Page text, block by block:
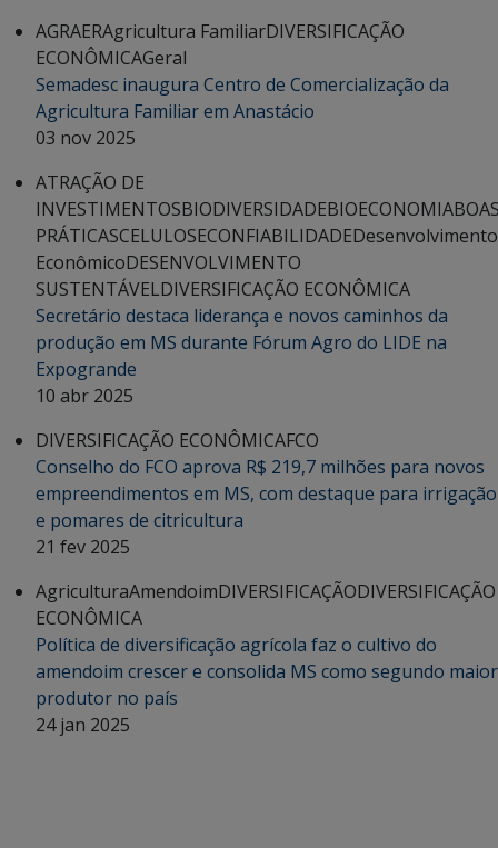
AGRAERAgricultura FamiliarDIVERSIFICAÇÃO
ECONÔMICAGeral
Semadesc inaugura Centro de Comercialização da
Agricultura Familiar em Anastácio
03 nov 2025
ATRAÇÃO DE
INVESTIMENTOSBIODIVERSIDADEBIOECONOMIA
PRÁTICASCELULOSECONFIABILIDADEDesenvolvimento
EconômicoDESENVOLVIMENTO
SUSTENTÁVELDIVERSIFICAÇÃO ECONÔMICA
Secretário destaca liderança e novos caminhos da
produção em MS durante Fórum Agro do LIDE na
Expogrande
10 abr 2025
DIVERSIFICAÇÃO ECONÔMICAFCO
Conselho do FCO aprova R$ 219,7 milhões para novos
empreendimentos em MS, com destaque para irrigação
e pomares de citricultura
21 fev 2025
AgriculturaAmendoimDIVERSIFICAÇÃODIVERSIFICAÇÃO
ECONÔMICA
Política de diversificação agrícola faz o cultivo do
amendoim crescer e consolida MS como segundo maior
produtor no país
24 jan 2025